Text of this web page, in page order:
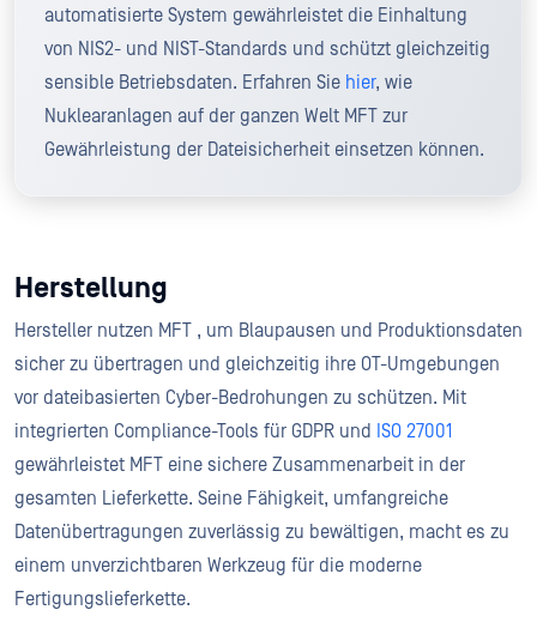
automatisierte System gewährleistet die Einhaltung
von NIS2- und NIST-Standards und schützt gleichzeitig
sensible Betriebsdaten. Erfahren Sie hier, wie
Nuklearanlagen auf der ganzen Welt MFT zur
Gewährleistung der Dateisicherheit einsetzen können.
Herstellung
Hersteller nutzen MFT , um Blaupausen und Produktionsdaten
sicher zu übertragen und gleichzeitig ihre OT-Umgebungen
vor dateibasierten Cyber-Bedrohungen zu schützen. Mit
integrierten Compliance-Tools für GDPR und ISO 27001
gewährleistet MFT eine sichere Zusammenarbeit in der
gesamten Lieferkette. Seine Fähigkeit, umfangreiche
Datenübertragungen zuverlässig zu bewältigen, macht es zu
einem unverzichtbaren Werkzeug für die moderne
Fertigungslieferkette.